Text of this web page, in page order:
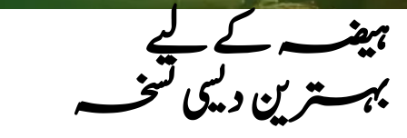
ہیضہ کے لیے
بہترین دیسی نسخہ